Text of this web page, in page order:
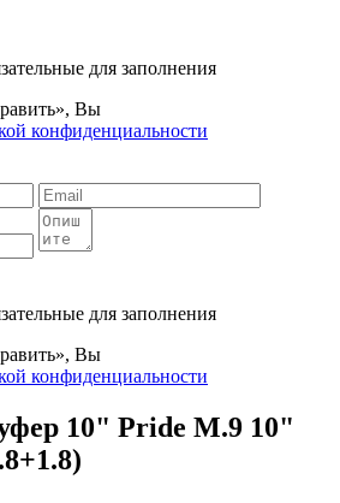
для заполнения
Вы
конфиденциальности
для заполнения
Вы
конфиденциальности
10" Pride M.9 10"